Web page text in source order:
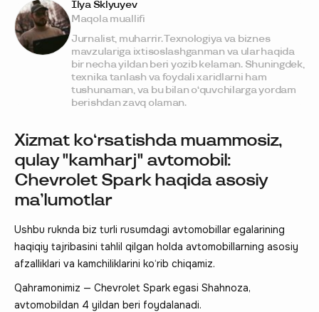
Xizmat ko‘rsatishda muammosiz,
qulay "kamharj" avtomobil:
Chevrolet Spark haqida asosiy
ma’lumotlar
Ushbu ruknda biz turli rusumdagi avtomobillar egalarining
haqiqiy tajribasini tahlil qilgan holda avtomobillarning asosiy
afzalliklari va kamchiliklarini ko‘rib chiqamiz.
Qahramonimiz — Chevrolet Spark egasi Shahnoza,
avtomobildan 4 yildan beri foydalanadi.
Ilya Sklyuyev
Maqola muallifi
Jurnalist, muharrir. Texnologiya va biznes
mavzulariga ixtisoslashganman va ular haqida
bir necha yildan beri yozib kelaman. Shuningdek,
texnika tanlash va foydali xaridlarni ham
tushunaman, va bu bilan o‘quvchilarga yordam
berishdan zavq olaman.